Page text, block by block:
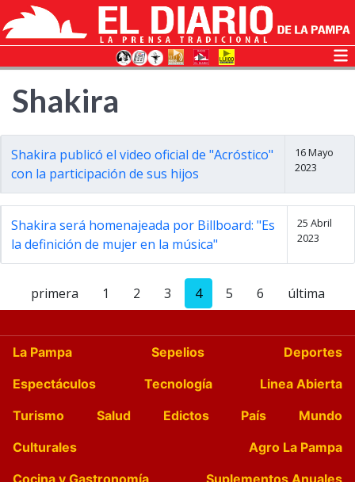
Shakira
Shakira publicó el video oficial de "Acróstico"
con la participación de sus hijos
16 Mayo
2023
Shakira será homenajeada por Billboard: "Es
la definición de mujer en la música"
25 Abril
2023
primera 1 2 3 4 5 6 última
La Pampa Sepelios
Deportes
Espectáculos
Tecnología
Linea Abierta
Turismo
Salud Edictos País
Mundo
Culturales
Agro La Pampa
Cocina y Gastronomía
Suplementos Anuales